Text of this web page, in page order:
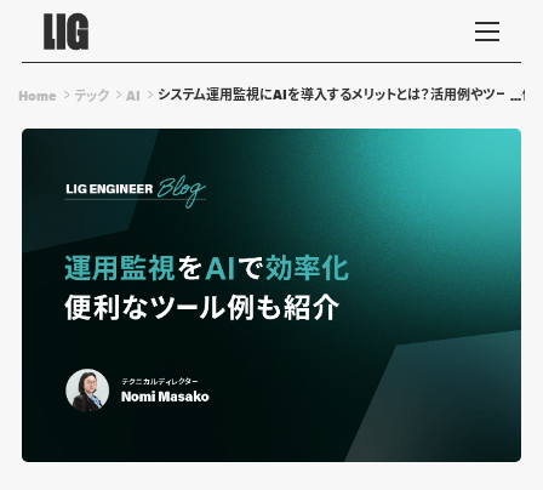
Home テック AI システム運用監視にAIを導入するメリットとは？活用例やツール例